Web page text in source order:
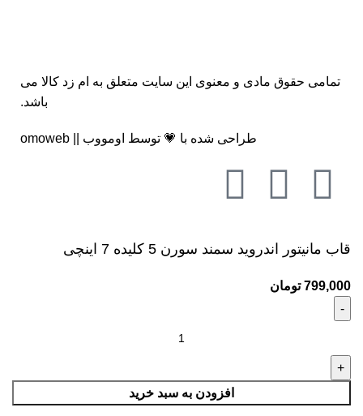
تمامی حقوق مادی و معنوی این سایت متعلق به ام زد کالا می
باشد.
طراحی شده با 💗 توسط اومووب || omoweb
قاب مانیتور اندروید سمند سورن 5 کلیده 7 اینچی
799,000 تومان
افزودن به سبد خرید